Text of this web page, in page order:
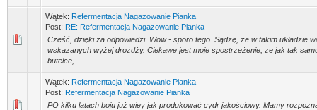
Wątek: Refermentacja Nagazowanie Pianka
Post: RE: Refermentacja Nagazowanie Pianka
Cześć, dzięki za odpowiedzi. Wow - sporo tego. Sądzę, że w takim układzie
wskazanych wyżej drożdży. Ciekawe jest moje spostrzeżenie, ze jak tak
butelce, ...
Wątek: Refermentacja Nagazowanie Pianka
Post: Refermentacja Nagazowanie Pianka
PO kilku latach boju już wiey jak produkować cydr jakościowy. Mamy